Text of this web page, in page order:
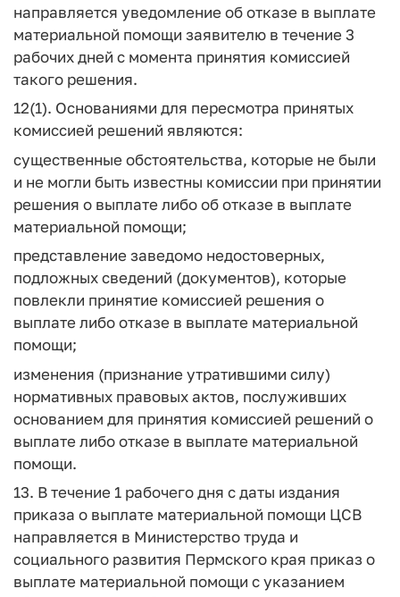
направляется уведомление об отказе в выплате
материальной помощи заявителю в течение 3
рабочих дней с момента принятия комиссией
такого решения.
12(1). Основаниями для пересмотра принятых
комиссией решений являются:
существенные обстоятельства, которые не были
и не могли быть известны комиссии при принятии
решения о выплате либо об отказе в выплате
материальной помощи;
представление заведомо недостоверных,
подложных сведений (документов), которые
повлекли принятие комиссией решения о
выплате либо отказе в выплате материальной
помощи;
изменения (признание утратившими силу)
нормативных правовых актов, послуживших
основанием для принятия комиссией решений о
выплате либо отказе в выплате материальной
помощи.
13. В течение 1 рабочего дня с даты издания
приказа о выплате материальной помощи ЦСВ
направляется в Министерство труда и
социального развития Пермского края приказ о
выплате материальной помощи с указанием